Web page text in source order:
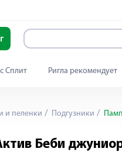
Сплит Ригла рекомендует
и пеленки Подгузники
Беби